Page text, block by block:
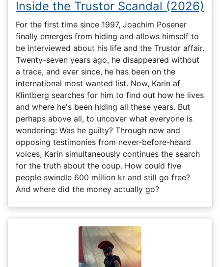
Inside the Trustor Scandal (2026)
For the first time since 1997, Joachim Posener
finally emerges from hiding and allows himself to
be interviewed about his life and the Trustor affair.
Twenty-seven years ago, he disappeared without
a trace, and ever since, he has been on the
international most wanted list. Now, Karin af
Klintberg searches for him to find out how he lives
and where he's been hiding all these years. But
perhaps above all, to uncover what everyone is
wondering: Was he guilty? Through new and
opposing testimonies from never-before-heard
voices, Karin simultaneously continues the search
for the truth about the coup. How could five
people swindle 600 million kr and still go free?
And where did the money actually go?